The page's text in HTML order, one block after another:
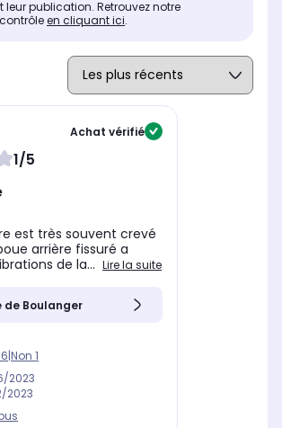
publication. Retrouvez notre
en cliquant ici.
Achat vérifié
1/5
est très souvent crevé
arrière fissuré a
de la... Lire la suite
de Boulanger
6|Non 1
2023
2023